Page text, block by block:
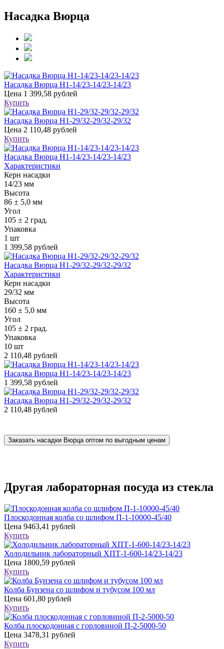
Насадка Вюрца
Насадка Вюрца Н1-14/23-14/23-14/23
Цена 1 399,58 рублей
Купить
Насадка Вюрца Н1-29/32-29/32-29/32
Цена 2 110,48 рублей
Купить
Насадка Вюрца Н1-14/23-14/23-14/23
Характеристики
Керн насадки
14/23 мм
Высота
86 ± 5,0 мм
Угол
105 ± 2 град.
Упаковка
1 шт
1 399,58 рублей
Насадка Вюрца Н1-29/32-29/32-29/32
Характеристики
Керн насадки
29/32 мм
Высота
160 ± 5,0 мм
Угол
105 ± 2 град.
Упаковка
10 шт
2 110,48 рублей
Насадка Вюрца Н1-14/23-14/23-14/23
1 399,58 рублей
Насадка Вюрца Н1-29/32-29/32-29/32
2 110,48 рублей
Заказать насадки Вюрца оптом по выгодным ценам
Другая лабораторная посуда из стекла
Плоскодонная колба со шлифом П-1-10000-45/40
Цена 9463,41 рублей
Купить
Холодильник лабораторный ХПТ-1-600-14/23-14/23
Цена 1800,59 рублей
Купить
Колба Бунзена со шлифом и тубусом 100 мл
Цена 601,80 рублей
Купить
Колба плоскодонная с горловиной П-2-5000-50
Цена 3478,31 рублей
Купить